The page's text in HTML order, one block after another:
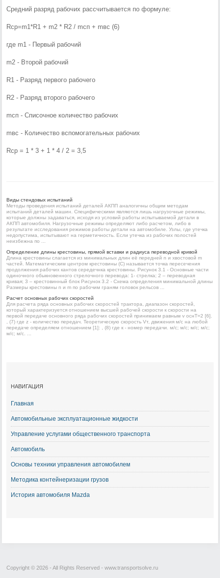
Средний разряд рабочих рассчитывается по формуле:
Rcр=m1*R1 + m2 * R2 / mcп + mвс (6)
где m1 - Первый рабочий
m2 - Второй рабочий
R1 - Разряд первого рабочего
R2 - Разряд второго рабочего
mсп - Списочное количество рабочих
mвс - Количество вспомогательных рабочих
Rcp = 1 * 3 + 1 * 4 / 2 = 3,5
Виды стендовых испытаний
Методы проведения испытаний деталей АКПП аналогичны общим методам
испытаний деталей машин. Специфическими являются лишь нагрузочные режимы,
которые должны задаваться, исходя из условий работы испытываемой детали в
АКПП автомобиля. Нагрузочные режимы определяют либо расчетом, либо в
результате исследования режимов работы детали на автомобиле. Узлы, где утечка
недопустима, испытывают на герметичность. Если утечка из рабочих полостей
неизбежна по ...
Определение длины крестовины, прямой вставки и радиуса переводной кривой
Длина крестовины слагается из минимальных длин её передней n и хвостовой m
частей. Математическим центром крестовины (С) называется точка пересечения
продолжения рабочих кантов середечнка крестовины. Рисунок 3.1 - Основные части
одиночного обыкновенного стрелочного перевода: 1- стрелка; 2 – переводная
кривая; 3 – крестовинный блок Рисунок 3.2 - Схема определения минимальной длины
Размеры крестовины n и m по рабочим граням головок рельсов ...
Расчет основных рабочих скоростей
Для расчета ряда основных рабочих скоростей трактора, диапазон скоростей,
который характеризуется отношением высшей рабочей скорости к скорости на
первой передаче основного ряда рабочих скоростей принимаем равным v оснT=2 [6].
, (7) где z - количество передач. Теоретическую скорость Vт, движения м/с на любой
передаче определяем отношением [1]: , (8) где к - номер передачи. м/с; м/с; м/с; м/с;
м/с; м/с. ...
НАВИГАЦИЯ
Главная
Автомобильные эксплуатационные жидкости
Управление услугами общественного транспорта
Автомобиль
Основы техники управления автомобилем
Методика контейнеризации грузов
История автомобиля Mazda
Copyright © 2026 - All Rights Reserved - www.transportsolve.ru